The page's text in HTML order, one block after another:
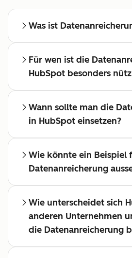
Was ist
Für wen ist die
HubSpot besonders
Wann sollte man die
in HubSpot einsetzen?
Wie könnte ein Beispiel
Datenanreicherung
Wie unterscheidet sich
anderen Unternehmen
die Datenanreicherung